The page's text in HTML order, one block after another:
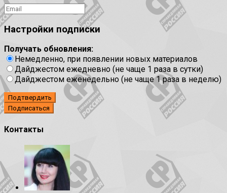
Настройки подписки
Получать обновления:
Немедленно, при появлении новых материалов
Дайджестом ежедневно (не чаще 1 раза в сутки)
Дайджестом еженедельно (не чаще 1 раза в неделю)
Подтвердить
Контакты